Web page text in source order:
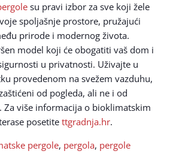
su pravi izbor za sve koji žele
spoljašnje prostore, pružajući
prirode i modernog života.
model koji će obogatiti vaš dom i
u privatnosti. Uživajte u
provedenom na svežem vazduhu,
od pogleda, ali ne i od
Za više informacija o bioklimatskim
posetite ttgradnja.hr.
pergole, pergola, pergole